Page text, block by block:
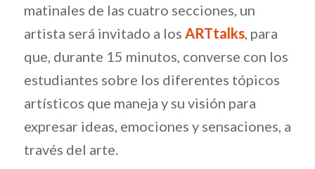
matinales de las cuatro secciones, un
artista será invitado a los ARTtalks, para
que, durante 15 minutos, converse con los
estudiantes sobre los diferentes tópicos
artísticos que maneja y su visión para
expresar ideas, emociones y sensaciones, a
través del arte.